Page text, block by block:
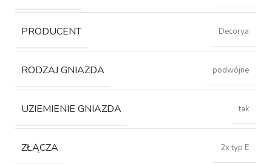
PRODUCENT Decorya
RODZAJ GNIAZDA podwójne
UZIEMIENIE GNIAZDA tak
ZŁĄCZA 2x typ E